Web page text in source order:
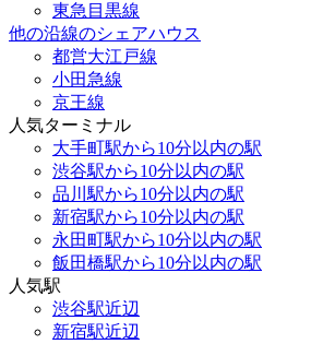
東急目黒線
他の沿線のシェアハウス
都営大江戸線
小田急線
京王線
人気ターミナル
大手町駅から10分以内の駅
渋谷駅から10分以内の駅
品川駅から10分以内の駅
新宿駅から10分以内の駅
永田町駅から10分以内の駅
飯田橋駅から10分以内の駅
人気駅
渋谷駅近辺
新宿駅近辺